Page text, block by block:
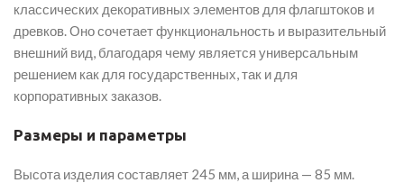
классических декоративных элементов для флагштоков и
древков. Оно сочетает функциональность и выразительный
внешний вид, благодаря чему является универсальным
решением как для государственных, так и для
корпоративных заказов.
Размеры и параметры
Высота изделия составляет 245 мм, а ширина — 85 мм.